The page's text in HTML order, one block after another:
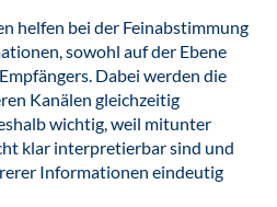
helfen bei der Feinabstimmung
sowohl auf der Ebene
Dabei werden die
Kanälen gleichzeitig
wichtig, weil mitunter
klar interpretierbar sind und
Informationen eindeutig